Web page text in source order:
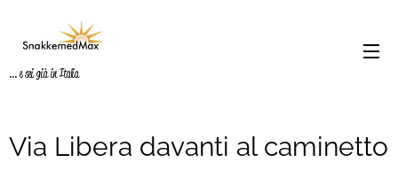
... e sei già in Italia
Via Libera davanti al caminetto